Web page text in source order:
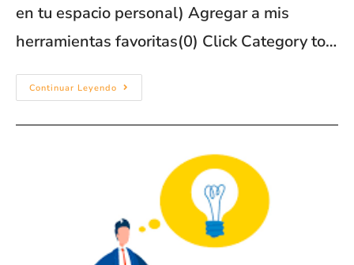
en tu espacio personal) Agregar a mis
herramientas favoritas(0) Click Category to…
Continuar Leyendo